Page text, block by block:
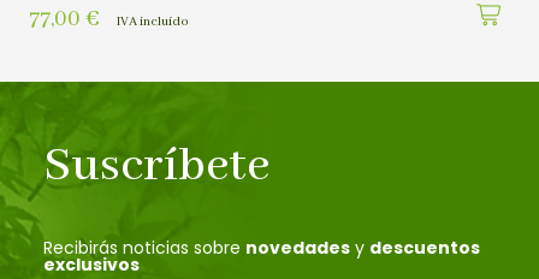
77,00 € IVA incluído
Suscríbete
Recibirás noticias sobre novedades y descuentos
exclusivos